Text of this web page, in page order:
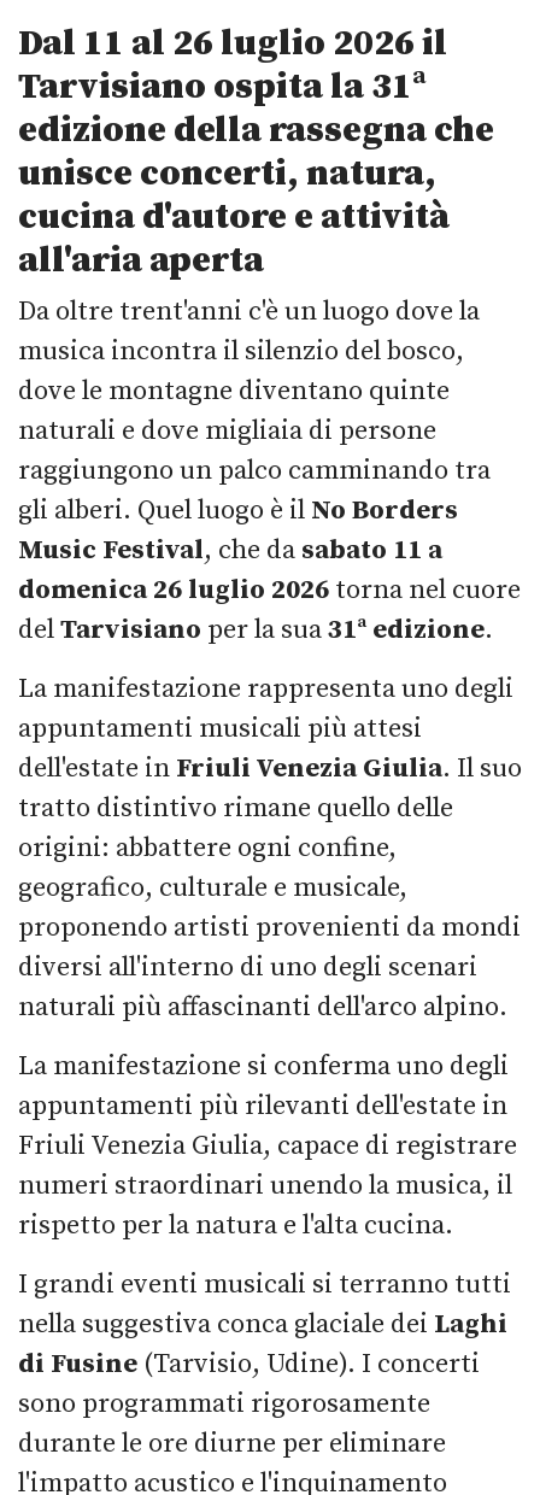
Dal 11 al 26 luglio 2026 il
Tarvisiano ospita la 31ª
edizione della rassegna che
unisce concerti, natura,
cucina d'autore e attività
all'aria aperta
Da oltre trent'anni c'è un luogo dove la
musica incontra il silenzio del bosco,
dove le montagne diventano quinte
naturali e dove migliaia di persone
raggiungono un palco camminando tra
gli alberi. Quel luogo è il No Borders
Music Festival, che da sabato 11 a
domenica 26 luglio 2026 torna nel cuore
delTarvisiano per la sua31ª edizione.
La manifestazione rappresenta uno degli
appuntamenti musicali più attesi
dell'estate in Friuli Venezia Giulia. Il suo
tratto distintivo rimane quello delle
origini: abbattere ogni confine,
geografico, culturale e musicale,
proponendo artisti provenienti da mondi
diversi all'interno di uno degli scenari
naturali più affascinanti dell'arco alpino.
La manifestazione si conferma uno degli
appuntamenti più rilevanti dell'estate in
Friuli Venezia Giulia, capace di registrare
numeri straordinari unendo la musica, il
rispetto per la natura e l'alta cucina.
I grandi eventi musicali si terranno tutti
nella suggestiva conca glaciale dei Laghi
di Fusine (Tarvisio, Udine). I concerti
sono programmati rigorosamente
durante le ore diurne per eliminare
l'impatto acustico e l'inquinamento